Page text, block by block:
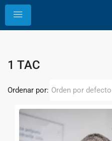
1 TAC
Ordenar por: Orden por defecto